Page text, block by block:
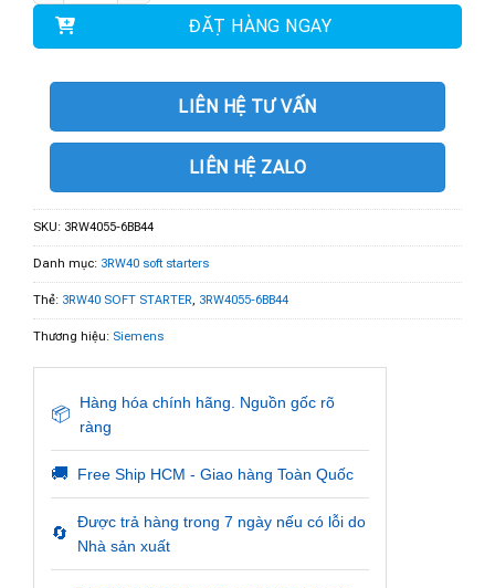
ĐẶT HÀNG NGAY
LIÊN HỆ TƯ VẤN
LIÊN HỆ ZALO
SKU: 3RW4055-6BB44
Danh mục: 3RW40 soft starters
Thẻ: 3RW40 SOFT STARTER, 3RW4055-6BB44
Thương hiệu: Siemens
📦
Hàng hóa chính hãng. Nguồn gốc rõ
ràng
🚚 Free Ship HCM - Giao hàng Toàn Quốc
🔄
Được trả hàng trong 7 ngày nếu có lỗi do
Nhà sản xuất